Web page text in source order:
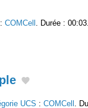
: COMCell . Durée : 00:03.
UCS : COMCell .